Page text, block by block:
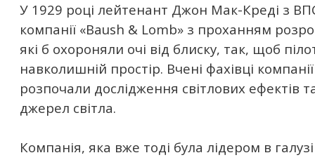
У 1929 році лейтенант Джон Мак-Креді з
компанії «Baush & Lomb» з проханням
які б охороняли очі від блиску, так, щоб
навколишній простір. Вчені фахівці
розпочали дослідження світлових ефектів
джерел світла.
Компанія, яка вже тоді була лідером в